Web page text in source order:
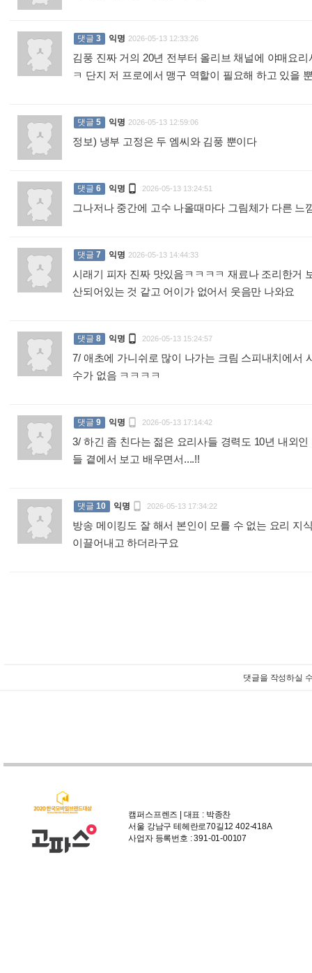
댓글 3 익명 2026-05-13 12:33:26
김풍 진짜 거의 20년 전부터 올리브 채널에 야매요
ㅋ 단지 저 프로에서 맹구 역할이 필요해 하고 있을
댓글 5 익명 2026-05-13 12:59:06
정보) 냉부 고정은 두 엠씨와 김풍 뿐이다
댓글 6 익명  2026-05-13 13:24:51
그나저나 중간에 고수 나올때마다 그림체가 다른 느
댓글 7 익명 2026-05-13 14:44:33
시래기 피자 진짜 맛있음ㅋㅋㅋㅋ 재료나 조리한거
산되어있는 것 같고 어이가 없어서 웃음만 나와요
댓글 8 익명  2026-05-13 15:24:57
7/ 애초에 가니쉬로 많이 나가는 크림 스피내치에서
수가 없음 ㅋㅋㅋㅋ
댓글 9 익명  2026-05-13 17:14:42
3/ 하긴 좀 친다는 젊은 요리사들 경력도 10년 내외
들 곁에서 보고 배우면서....!!
댓글 10 익명  2026-05-13 17:34:22
방송 메이킹도 잘 해서 본인이 모를 수 없는 요리 지
이끌어내고 하더라구요
댓글을 작성하실
캠퍼스프렌즈 | 대표 : 박종찬
서울 강남구 테헤란로70길12 402-418A
사업자 등록번호 : 391-01-00107